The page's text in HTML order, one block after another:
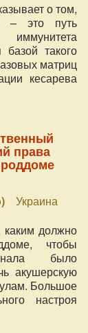
о том,
– это путь
базой такого
матриц
кесарева
права
Украина
каким должно
чтобы
было
акушерскую
Большое
настроя